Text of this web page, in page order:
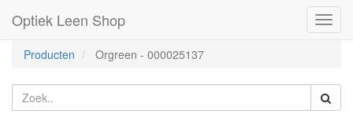
Optiek Leen Shop
Producten Orgreen - 000025137